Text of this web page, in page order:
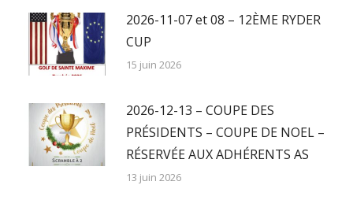
2026-11-07 et 08 – 12ÈME RYDER
CUP
15 juin 2026
2026-12-13 – COUPE DES
PRÉSIDENTS – COUPE DE NOEL –
RÉSERVÉE AUX ADHÉRENTS AS
13 juin 2026